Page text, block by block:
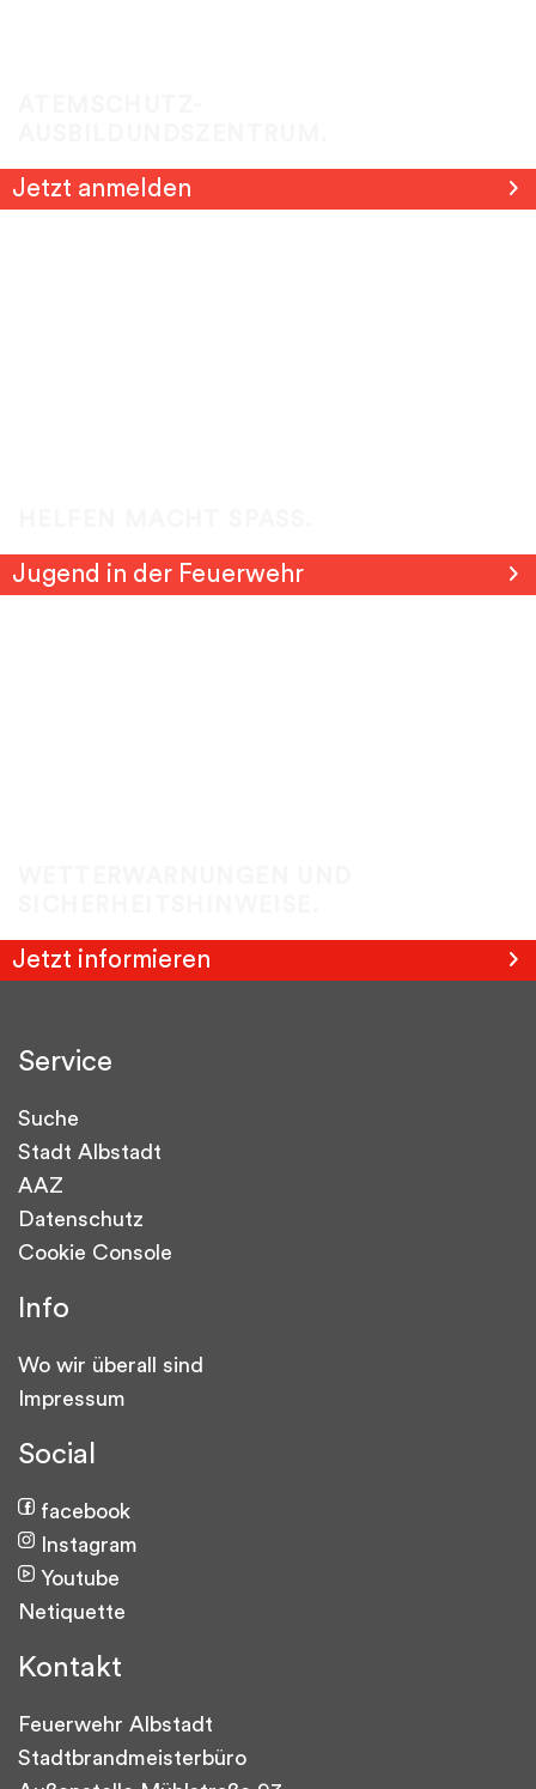
Jetzt anmelden
Jugend in der Feuerwehr
Jetzt informieren
Service
Suche
Stadt Albstadt
AAZ
Datenschutz
Cookie Console
Info
Wo wir überall sind
Impressum
Social
facebook
Instagram
Youtube
Netiquette
Kontakt
Feuerwehr Albstadt
Stadtbrandmeisterbüro